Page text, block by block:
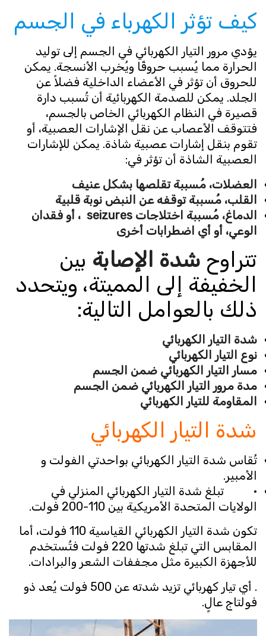
كيف تؤثر الكهرباء في الجسم
يؤدي مرور التيار الكهربائي في الجسم إلى توليد
الحرارة مما يُسبب حروقًا ويُخرب الأنسجة. يمكن
للحروق أن تؤثر في الأعضاء الداخلية فضلاً عن
الجلد. يمكن للصدمة الكهربائية أن تُسبب دارة
قصيرة في النظام الكهربائي الخاص بالجسم،
فتتوقف الأعصاب عن نقل الإشارات العصبية، أو
تقوم بنقل إشارات عصبية شاذة. يمكن للإشارات
العصبية الشاذة أن تؤثر في:
العضلات، مُسببة تقلصها بشكل عنيف
القلب، مُسببة توقفه عن النبض نوبة قلبية
الدماغ، مُسببة اختلاجات seizures ، أو فقدان
الوعي، أو أي اضطرابات أخرى
تتراوحشدة الإصابةبين
الخفيفة إلى المميتة، ويتحدد
ذلك بالعوامل التالية:
شدة التيار الكهربائي
نوع التيار الكهربائي
مسار التيار الكهربائي ضمن الجسم
مدة مرور التيار الكهربائي ضمن الجسم
المقاومة للتيار الكهربائي
شدة التيار الكهربائي
تُقاس شدة التيار الكهربائي بواحدتي الفولت و
الأمبير.
· تبلغ شدة التيار الكهربائي المنزلي في
الولايات المتحدة الأمريكية بين 110-200 فولت.
تكون شدة التيار الكهربائي القياسية 110 فولت، أما
المقابس التي تبلغ شدتها 220 فولت فتُستخدم
للأجهزة الكبيرة مثل مجففات الشعر والبرادات.
. أي تيار كهربائي تزيد شدته عن 500 فولت يُعد ذو
فولتاج عالٍ.